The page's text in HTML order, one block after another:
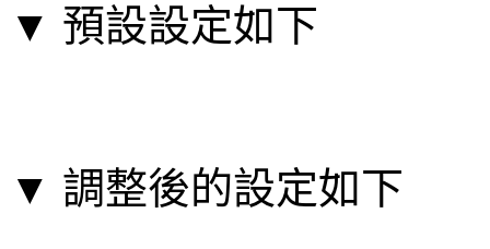
▼ 預設設定如下
▼ 調整後的設定如下